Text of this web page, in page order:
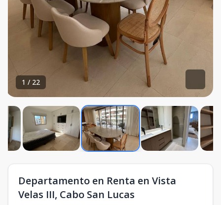
1 / 22
Departamento en Renta en Vista
Velas III, Cabo San Lucas